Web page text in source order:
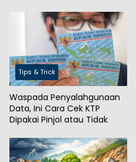
Tips & Trick
Waspada Penyalahgunaan
Data, Ini Cara Cek KTP
Dipakai Pinjol atau Tidak